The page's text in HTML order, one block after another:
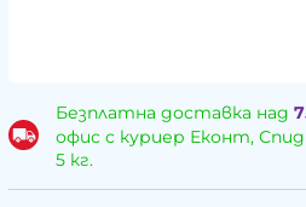
Безплатна доставка над
офис с куриер Еконт,
5 кг.